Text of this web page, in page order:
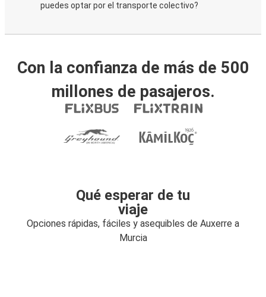
puedes optar por el transporte colectivo?
Con la confianza de más de 500
millones de pasajeros.
Qué esperar de tu
viaje
Opciones rápidas, fáciles y asequibles de Auxerre a
Murcia